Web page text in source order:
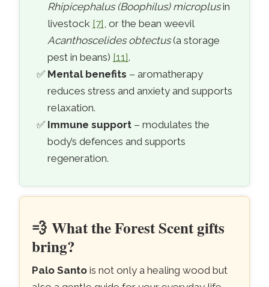
Rhipicephalus (Boophilus) microplusin
livestock [7], or the bean weevil
Acanthoscelides obtectus(a storage
pest in beans) [11].
Mental benefits – aromatherapy
reduces stress and anxiety and supports
relaxation.
Immune support– modulates the
body’s defences and supports
regeneration.
💨What the Forest Scent gifts
bring?
Palo Santo is not only a healing wood but